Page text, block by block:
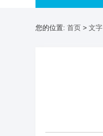
您的位置: 首页 > 文字